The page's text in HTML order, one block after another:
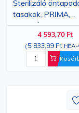
Sterilizáló
tasakok, PRIMA,
Autokláv/EO,
mm), 100 darab
4 593,70 Ft
( 5 833,99 Ft